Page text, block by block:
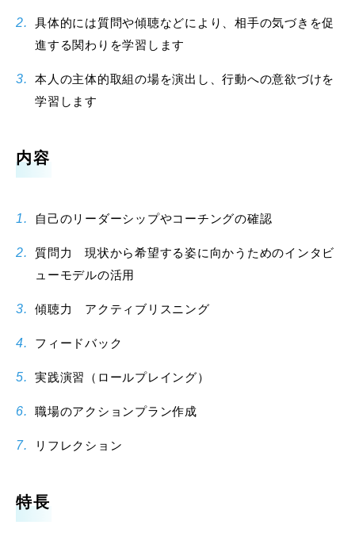
具体的には質問や傾聴などにより、相手の気づきを促
進する関わりを学習します
本人の主体的取組の場を演出し、行動への意欲づけを
学習します
内容
自己のリーダーシップやコーチングの確認
質問力 現状から希望する姿に向かうためのインタビ
ューモデルの活用
傾聴力 アクティブリスニング
フィードバック
実践演習（ロールプレイング）
職場のアクションプラン作成
リフレクション
特長